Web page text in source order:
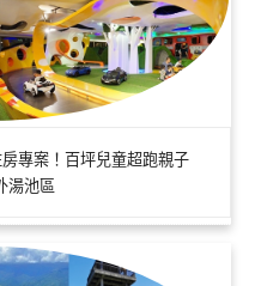
專案！百坪兒童超跑親子
湯池區